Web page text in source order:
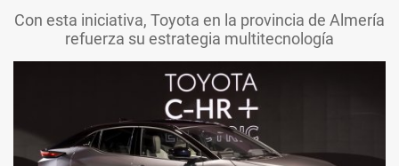
Con esta iniciativa, Toyota en la provincia de Almería
refuerza su estrategia multitecnología